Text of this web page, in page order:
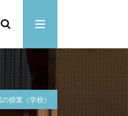
授業（学校）